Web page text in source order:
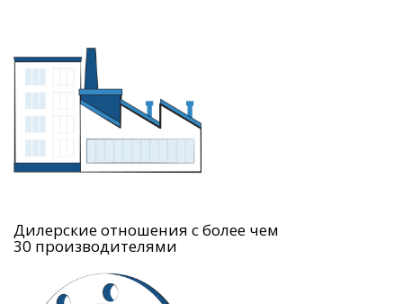
Дилерские отношения с более чем
30 производителями